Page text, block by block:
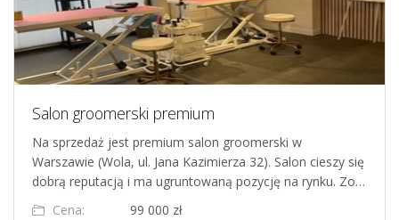
Salon groomerski premium
Na sprzedaż jest premium salon groomerski w
Warszawie (Wola, ul. Jana Kazimierza 32). Salon cieszy się
dobrą reputacją i ma ugruntowaną pozycję na rynku. Zo…
Cena:
99 000 zł